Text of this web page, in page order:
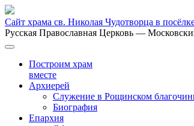
Сайт храма св. Николая Чудотворца в
Русская Православная Церковь —
Построим храм
вместе
Архиерей
Служение в Рощинском
Биография
Епархия